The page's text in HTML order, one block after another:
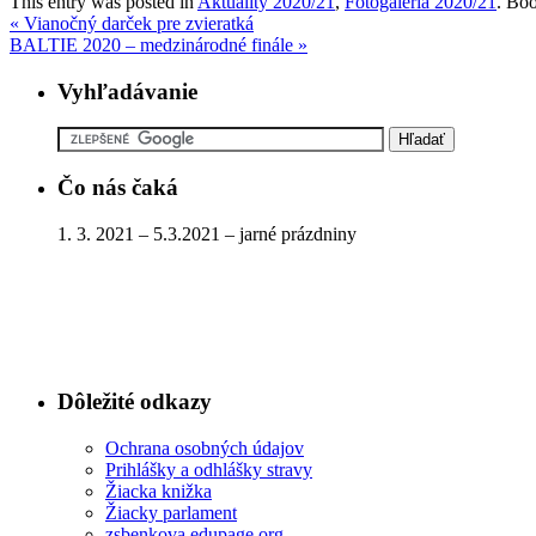
« Vianočný darček pre zvieratká
BALTIE 2020 – medzinárodné finále »
Vyhľadávanie
Čo nás čaká
1. 3. 2021 – 5.3.2021 – jarné prázdniny
Dôležité odkazy
Ochrana osobných údajov
Prihlášky a odhlášky stravy
Žiacka knižka
Žiacky parlament